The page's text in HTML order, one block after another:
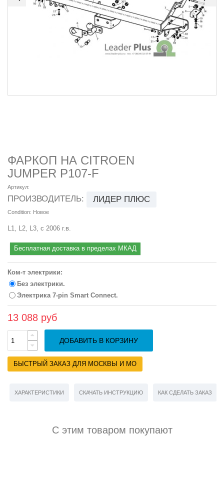
ФАРКОП НА CITROEN
JUMPER P107-F
Артикул:
ПРОИЗВОДИТЕЛЬ: ЛИДЕР ПЛЮС
Condition: Новое
L1, L2, L3, с 2006 г.в.
Бесплатная доставка в пределах МКАД
Ком-т электрики:
Без электрики.
Электрика 7-pin Smart Connect.
13 088 руб
ДОБАВИТЬ В КОРЗИНУ
БЫСТРЫЙ ЗАКАЗ ДЛЯ МОСКВЫ И МО
ХАРАКТЕРИСТИКИ СКАЧАТЬ ИНСТРУКЦИЮ КАК СДЕЛАТЬ ЗАКАЗ
С этим товаром покупают